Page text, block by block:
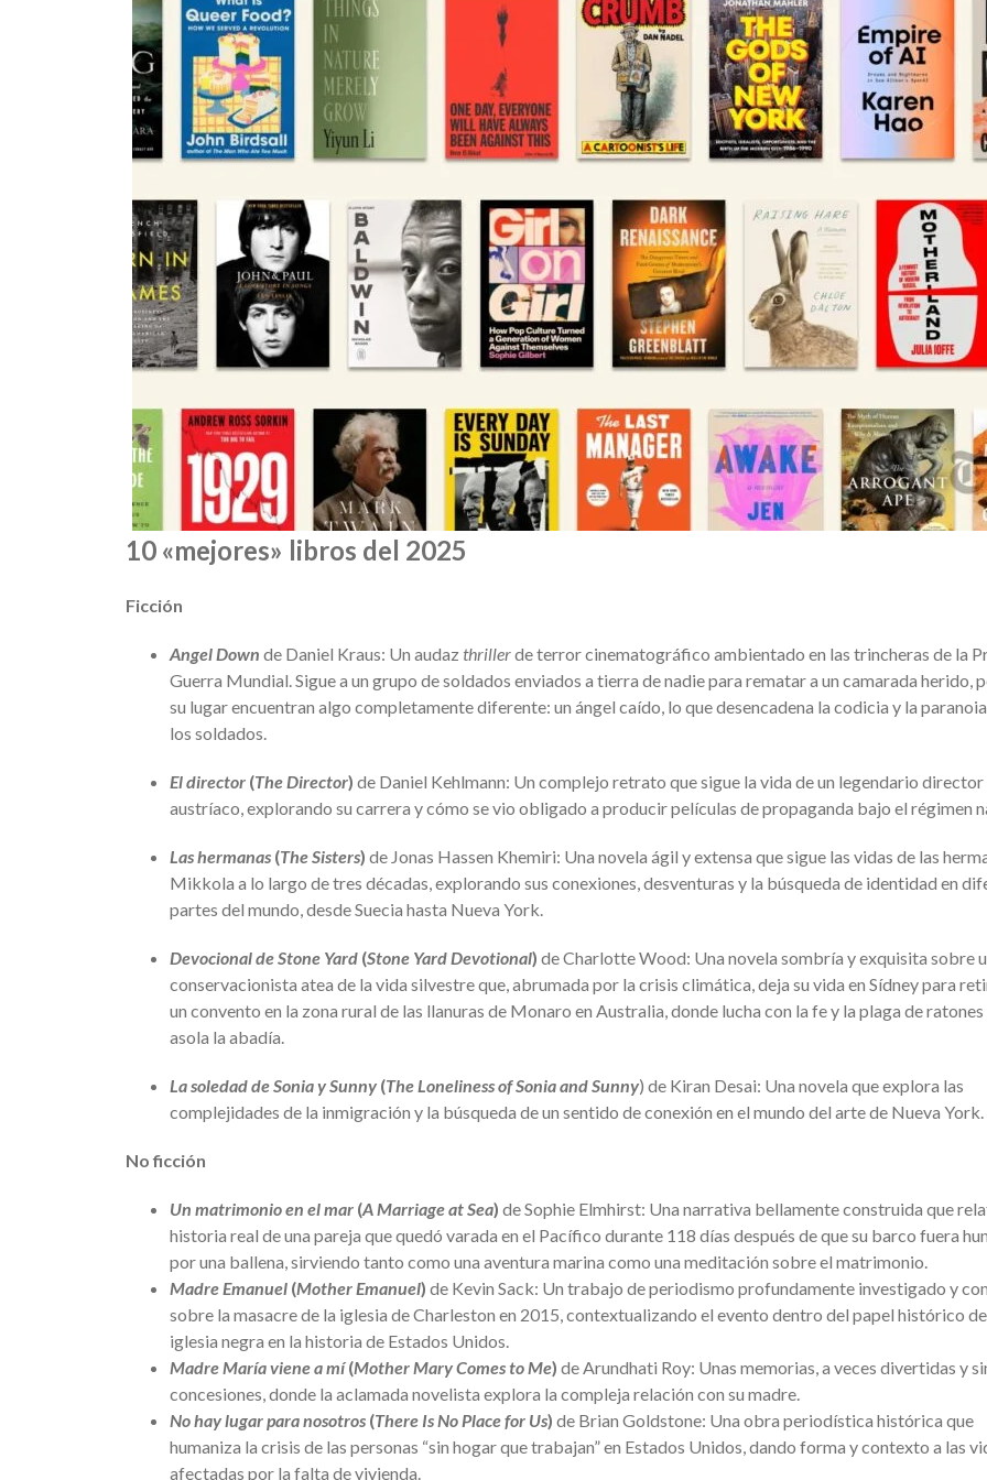
10 «mejores» libros del 2025
Ficción
Angel Down de Daniel Kraus: Un audaz thrillerde terror cinematográfico ambientado en las trincheras de la
Guerra Mundial. Sigue a un grupo de soldados enviados a tierra de nadie para rematar a un camarada herido,
su lugar encuentran algo completamente diferente: un ángel caído, lo que desencadena la codicia y la
los soldados.
El director (The Director) de Daniel Kehlmann: Un complejo retrato que sigue la vida de un legendario director
austríaco, explorando su carrera y cómo se vio obligado a producir películas de propaganda bajo el régimen
Las hermanas (The Sisters) de Jonas Hassen Khemiri: Una novela ágil y extensa que sigue las vidas de las
Mikkola a lo largo de tres décadas, explorando sus conexiones, desventuras y la búsqueda de identidad en
partes del mundo, desde Suecia hasta Nueva York.
Devocional de Stone Yard (Stone Yard Devotional) de Charlotte Wood: Una novela sombría y exquisita sobre
conservacionista atea de la vida silvestre que, abrumada por la crisis climática, deja su vida en Sídney para
un convento en la zona rural de las llanuras de Monaro en Australia, donde lucha con la fe y la plaga de ratones
asola la abadía.
La soledad de Sonia y Sunny (The Loneliness of Sonia and Sunny) de Kiran Desai: Una novela que explora las
complejidades de la inmigración y la búsqueda de un sentido de conexión en el mundo del arte de Nueva York.
No ficción
Un matrimonio en el mar (A Marriage at Sea) de Sophie Elmhirst: Una narrativa bellamente construida que
historia real de una pareja que quedó varada en el Pacífico durante 118 días después de que su barco fuera
por una ballena, sirviendo tanto como una aventura marina como una meditación sobre el matrimonio.
Madre Emanuel (Mother Emanuel) de Kevin Sack: Un trabajo de periodismo profundamente investigado y
sobre la masacre de la iglesia de Charleston en 2015, contextualizando el evento dentro del papel histórico
iglesia negra en la historia de Estados Unidos.
Madre María viene a mí(Mother Mary Comes to Me) de Arundhati Roy: Unas memorias, a veces divertidas y
concesiones, donde la aclamada novelista explora la compleja relación con su madre.
No hay lugar para nosotros (There Is No Place for Us) de Brian Goldstone: Una obra periodística histórica que
humaniza la crisis de las personas “sin hogar que trabajan” en Estados Unidos, dando forma y contexto a las
afectadas por la falta de vivienda.